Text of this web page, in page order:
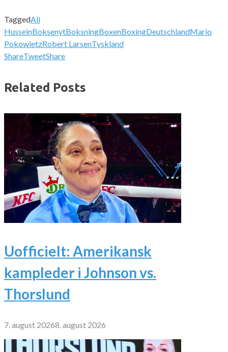
TaggedAli
HusseinBoksenytBoksningBoxenBoxingDeutschlandMario
PokowietzRobert LarsenTyskland
ShareTweetShare
Related Posts
Uofficielt: Amerikansk
kampleder i Johnson vs.
Thorslund
7. august 20268. august 2026